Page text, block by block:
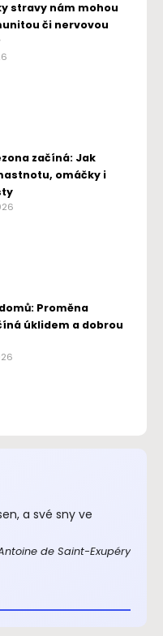
stravy nám mohou
či nervovou
začíná: Jak
omáčky i
Proměna
úklidem a dobrou
a své sny ve
de Saint-Exupéry